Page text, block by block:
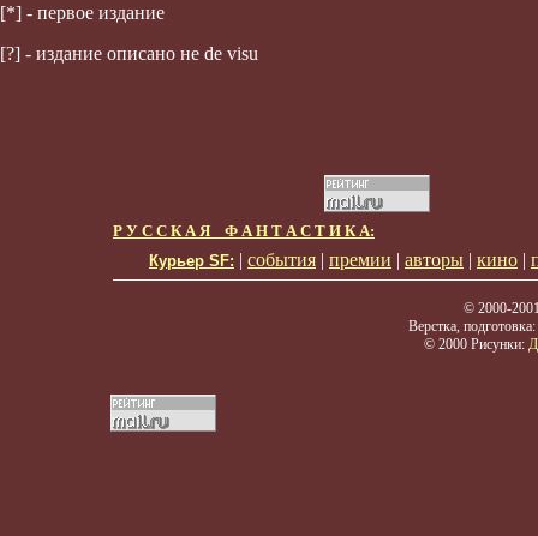
[*] - первое издание
[?] - издание описано не de visu
Р У С С К А Я Ф А Н Т А С Т И К А:
Курьер SF: | события | премии | авторы | кино |
© 2000-
Верстка, подготовка:
© 2000 Рисунки: